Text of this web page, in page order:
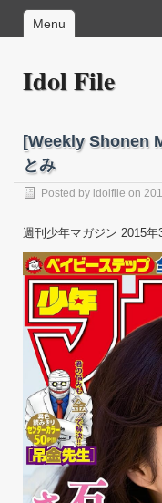
Menu
Idol File
[Weekly Shonen
とみ
Posted by idolfile on
週刊少年マガジン 2015年